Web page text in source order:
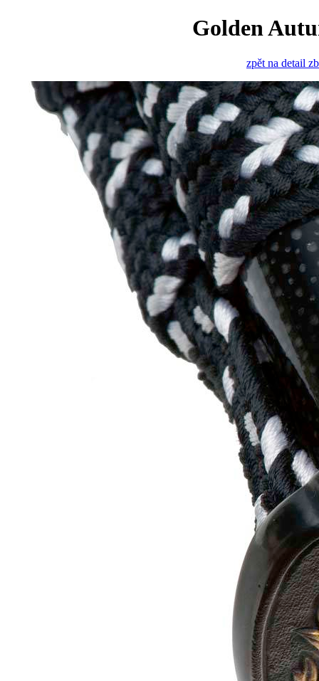
Golden
zpět na detail